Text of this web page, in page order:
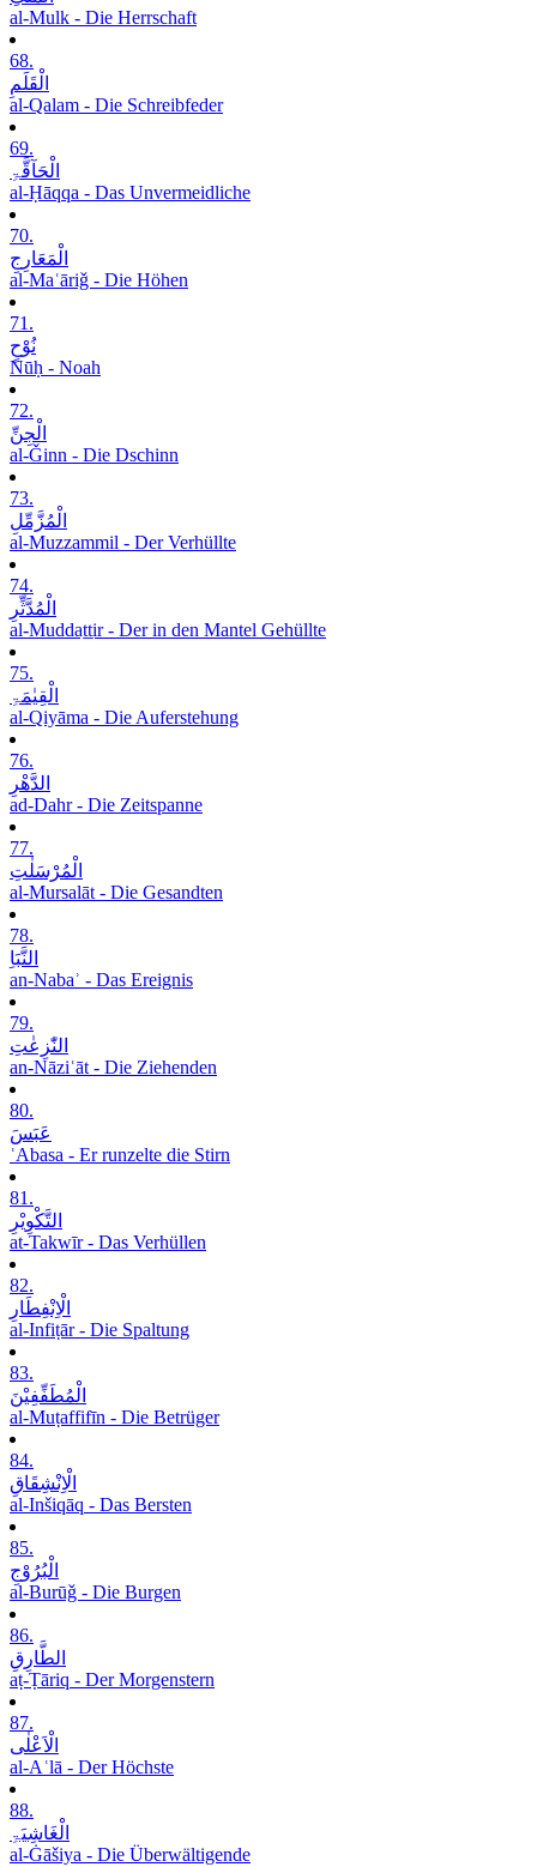
al-Mulk - Die Herrschaft
68.
الْقَلَمِ
al-Qalam - Die Schreibfeder
69.
الْحَآقَّۃِ
al-Ḥāqqa - Das Unvermeidliche
70.
الْمَعَارِجِ
al-Maʿāriǧ - Die Höhen
71.
نُوْحٍ
Nūḥ - Noah
72.
الْجِنِّ
al-Ǧinn - Die Dschinn
73.
الْمُزَّمِّلِ
al-Muzzammil - Der Verhüllte
74.
الْمُدَّثِّرِ
al-Muddaṯṯir - Der in den Mantel Gehüllte
75.
الْقِیٰمَۃِ
al-Qiyāma - Die Auferstehung
76.
الدَّھْرِ
ad-Dahr - Die Zeitspanne
77.
الْمُرْسَلٰتِ
al-Mursalāt - Die Gesandten
78.
النَّبَاِ
an-Nabaʾ - Das Ereignis
79.
النّٰزِعٰتِ
an-Nāziʿāt - Die Ziehenden
80.
عَبَسَ
ʿAbasa - Er runzelte die Stirn
81.
التَّکْوِیْرِ
at-Takwīr - Das Verhüllen
82.
الْاِنْفِطَارِ
al-Infiṭār - Die Spaltung
83.
الْمُطَفِّفِیْنَ
al-Muṭaffifīn - Die Betrüger
84.
الْاِنْشِقَاقِ
al-Inšiqāq - Das Bersten
85.
الْبُرُوْجِ
al-Burūǧ - Die Burgen
86.
الطَّارِقِ
aṭ-Ṭāriq - Der Morgenstern
87.
الْاَعْلٰی
al-Aʿlā - Der Höchste
88.
الْغَاشِیَۃِ
al-Ġāšiya - Die Überwältigende